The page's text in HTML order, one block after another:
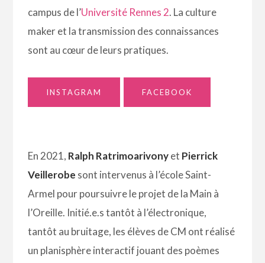
campus de l’Université Rennes 2. La culture
maker et la transmission des connaissances
sont au cœur de leurs pratiques.
INSTAGRAM FACEBOOK
En 2021, Ralph Ratrimoarivonyet Pierrick
Veillerobe sont intervenus à l’école Saint-
Armel pour poursuivre le projet de la Main à
l’Oreille. Initié.e.s tantôt à l’électronique,
tantôt au bruitage, les élèves de CM ont réalisé
un planisphère interactif jouant des poèmes